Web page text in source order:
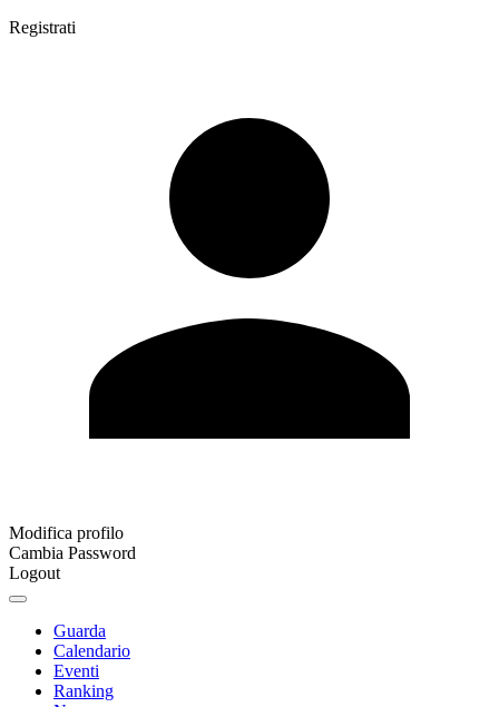
Registrati
Modifica profilo
Cambia Password
Logout
Guarda
Calendario
Eventi
Ranking